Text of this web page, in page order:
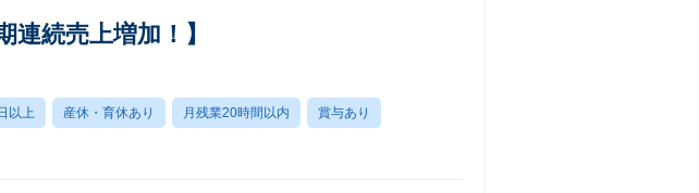
続売上増加！】
以上 産休・育休あり 月残業20時間以内 賞与あり